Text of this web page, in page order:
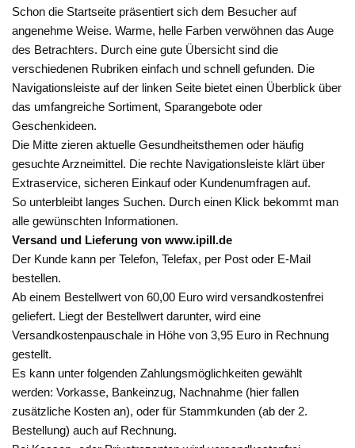
Schon die Startseite präsentiert sich dem Besucher auf
angenehme Weise. Warme, helle Farben verwöhnen das Auge
des Betrachters. Durch eine gute Übersicht sind die
verschiedenen Rubriken einfach und schnell gefunden. Die
Navigationsleiste auf der linken Seite bietet einen Überblick über
das umfangreiche Sortiment, Sparangebote oder
Geschenkideen.
Die Mitte zieren aktuelle Gesundheitsthemen oder häufig
gesuchte Arzneimittel. Die rechte Navigationsleiste klärt über
Extraservice, sicheren Einkauf oder Kundenumfragen auf.
So unterbleibt langes Suchen. Durch einen Klick bekommt man
alle gewünschten Informationen.
Versand und Lieferung von www.ipill.de
Der Kunde kann per Telefon, Telefax, per Post oder E-Mail
bestellen.
Ab einem Bestellwert von 60,00 Euro wird versandkostenfrei
geliefert. Liegt der Bestellwert darunter, wird eine
Versandkostenpauschale in Höhe von 3,95 Euro in Rechnung
gestellt.
Es kann unter folgenden Zahlungsmöglichkeiten gewählt
werden: Vorkasse, Bankeinzug, Nachnahme (hier fallen
zusätzliche Kosten an), oder für Stammkunden (ab der 2.
Bestellung) auch auf Rechnung.